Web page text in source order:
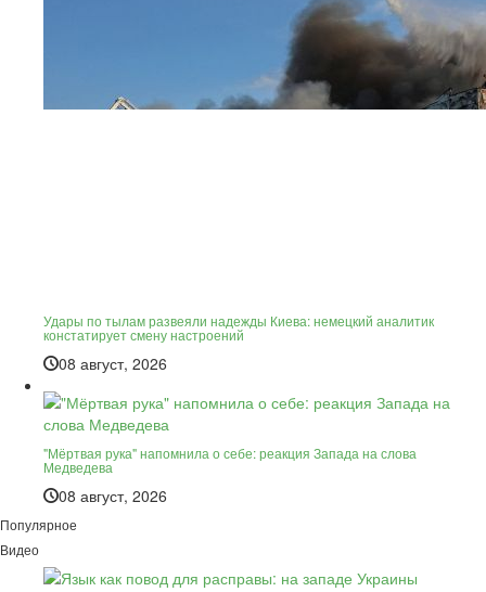
Удары по тылам развеяли надежды Киева: немецкий аналитик
констатирует смену настроений
08 август, 2026
"Мёртвая рука" напомнила о себе: реакция Запада на слова
Медведева
08 август, 2026
Популярное
Видео